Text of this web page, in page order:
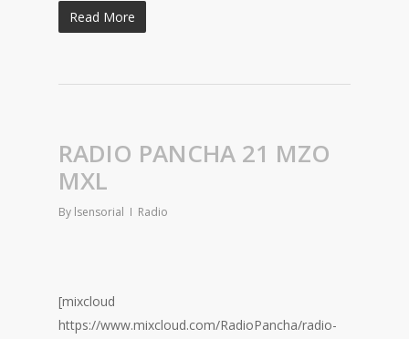
Read More
RADIO PANCHA 21 MZO
MXL
By lsensorial Radio
[mixcloud
https://www.mixcloud.com/RadioPancha/radio-